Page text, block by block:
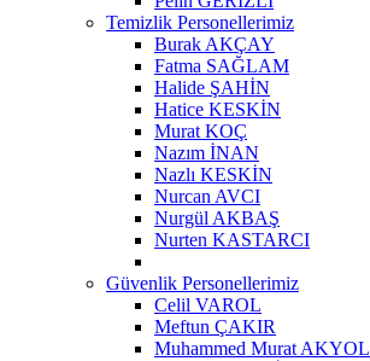
Temizlik Personellerimiz
Burak AKÇAY
Fatma SAĞLAM
Halide ŞAHİN
Hatice KESKİN
Murat KOÇ
Nazım İNAN
Nazlı KESKİN
Nurcan AVCI
Nurgül AKBAŞ
Nurten KASTARCI
Güvenlik Personellerimiz
Celil VAROL
Meftun ÇAKIR
Muhammed Murat AKYOL